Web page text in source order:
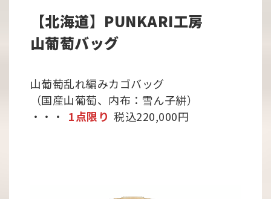
【北海道】PUNKARI工房
山葡萄バッグ
山葡萄乱れ編みカゴバッグ
（国産山葡萄、内布：雪ん子絣）
・・・
1点限り 税込220,000円